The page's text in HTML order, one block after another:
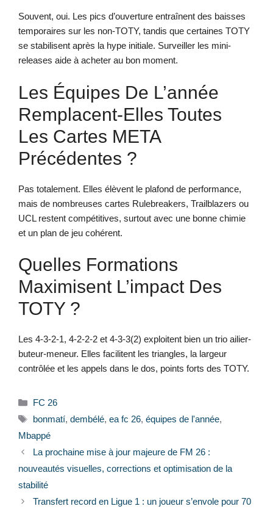
Souvent, oui. Les pics d’ouverture entraînent des baisses
temporaires sur les non-TOTY, tandis que certaines TOTY
se stabilisent après la hype initiale. Surveiller les mini-
releases aide à acheter au bon moment.
Les Équipes De L’année
Remplacent-Elles Toutes
Les Cartes META
Précédentes ?
Pas totalement. Elles élèvent le plafond de performance,
mais de nombreuses cartes Rulebreakers, Trailblazers ou
UCL restent compétitives, surtout avec une bonne chimie
et un plan de jeu cohérent.
Quelles Formations
Maximisent L’impact Des
TOTY ?
Les 4-3-2-1, 4-2-2-2 et 4-3-3(2) exploitent bien un trio ailier-
buteur-meneur. Elles facilitent les triangles, la largeur
contrôlée et les appels dans le dos, points forts des TOTY.
Catégories
FC 26
Étiquettes
bonmatí, dembélé, ea fc 26, équipes de l'année,
Mbappé
La prochaine mise à jour majeure de FM 26 :
nouveautés visuelles, corrections et optimisation de la
stabilité
Transfert record en Ligue 1 : un joueur s’envole pour 70